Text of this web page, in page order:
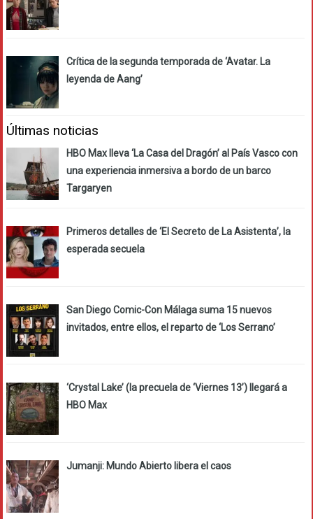
Crítica de la segunda temporada de ‘Avatar. La
leyenda de Aang’
Últimas noticias
HBO Max lleva ‘La Casa del Dragón’ al País Vasco con
una experiencia inmersiva a bordo de un barco
Targaryen
Primeros detalles de ‘El Secreto de La Asistenta’, la
esperada secuela
San Diego Comic-Con Málaga suma 15 nuevos
invitados, entre ellos, el reparto de ‘Los Serrano’
‘Crystal Lake’ (la precuela de ‘Viernes 13’) llegará a
HBO Max
Jumanji: Mundo Abierto libera el caos